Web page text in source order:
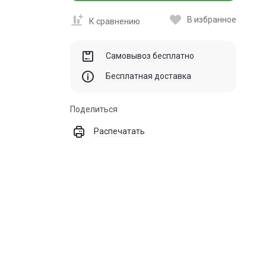
К сравнению В избранное
Самовывоз бесплатно
Бесплатная доставка
Поделиться
Распечатать